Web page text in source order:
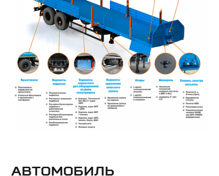
Автомобиль